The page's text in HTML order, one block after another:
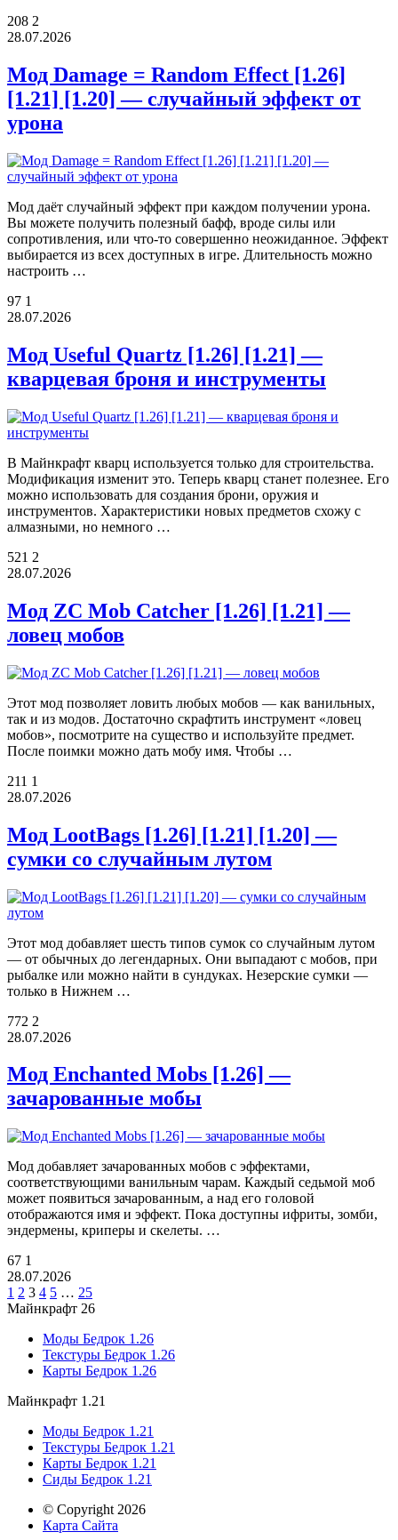
208 2
28.07.2026
Мод Damage = Random Effect [1.26]
[1.21] [1.20] — случайный эффект от
урона
Мод даёт случайный эффект при каждом получении урона.
Вы можете получить полезный бафф, вроде силы или
сопротивления, или что-то совершенно неожиданное. Эффект
выбирается из всех доступных в игре. Длительность можно
настроить …
97 1
28.07.2026
Мод Useful Quartz [1.26] [1.21] —
кварцевая броня и инструменты
В Майнкрафт кварц используется только для строительства.
Модификация изменит это. Теперь кварц станет полезнее. Его
можно использовать для создания брони, оружия и
инструментов. Характеристики новых предметов схожу с
алмазными, но немного …
521 2
28.07.2026
Мод ZC Mob Catcher [1.26] [1.21] —
ловец мобов
Этот мод позволяет ловить любых мобов — как ванильных,
так и из модов. Достаточно скрафтить инструмент «ловец
мобов», посмотрите на существо и используйте предмет.
После поимки можно дать мобу имя. Чтобы …
211 1
28.07.2026
Мод LootBags [1.26] [1.21] [1.20] —
сумки со случайным лутом
Этот мод добавляет шесть типов сумок со случайным лутом
— от обычных до легендарных. Они выпадают с мобов, при
рыбалке или можно найти в сундуках. Незерские сумки —
только в Нижнем …
772 2
28.07.2026
Мод Enchanted Mobs [1.26] —
зачарованные мобы
Мод добавляет зачарованных мобов с эффектами,
соответствующими ванильным чарам. Каждый седьмой моб
может появиться зачарованным, а над его головой
отображаются имя и эффект. Пока доступны ифриты, зомби,
эндермены, криперы и скелеты. …
67 1
28.07.2026
1 2 3 4 5 … 25
Майнкрафт 26
Моды Бедрок 1.26
Текстуры Бедрок 1.26
Карты Бедрок 1.26
Майнкрафт 1.21
Моды Бедрок 1.21
Текстуры Бедрок 1.21
Карты Бедрок 1.21
Сиды Бедрок 1.21
© Copyright 2026
Карта Сайта